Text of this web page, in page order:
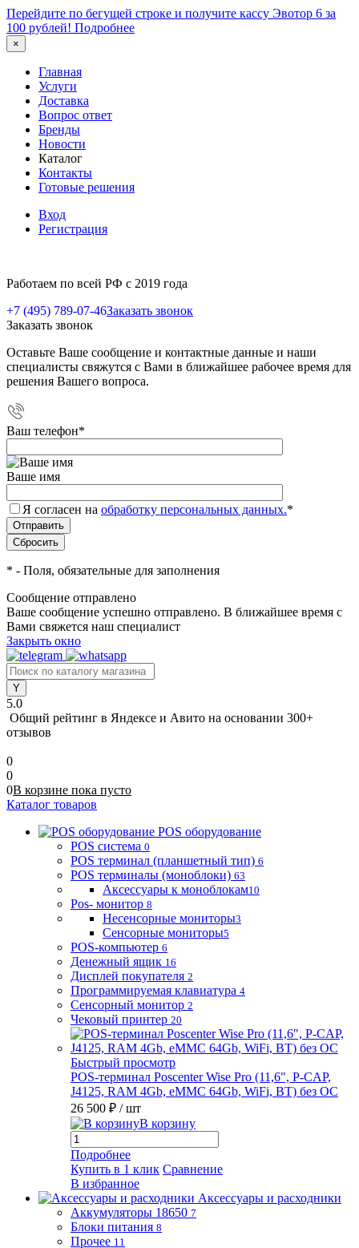
Перейдите по бегущей строке и получите кассу Эвотор 6 за
100 рублей! Подробнее
×
Главная
Услуги
Доставка
Вопрос ответ
Бренды
Новости
Каталог
Контакты
Готовые решения
Вход
Регистрация
Работаем по всей РФ с 2019 года
+7 (495) 789-07-46Заказать звонок
Заказать звонок
Оставьте Ваше сообщение и контактные данные и наши
специалисты свяжутся с Вами в ближайшее рабочее время для
решения Вашего вопроса.
Ваш телефон*
Ваше имя
Я согласен на обработку персональных данных.*
* - Поля, обязательные для заполнения
Сообщение отправлено
Ваше сообщение успешно отправлено. В ближайшее время с
Вами свяжется наш специалист
Закрыть окно
5.0
Общий рейтинг в Яндексе и Авито на основании 300+
отзывов
0
0
0В корзине пока пусто
Каталог товаров
POS оборудование
POS система 0
POS терминал (планшетный тип) 6
POS терминалы (моноблоки) 63
Аксессуары к моноблокам10
Pos- монитор 8
Несенсорные мониторы3
Сенсорные мониторы5
POS-компьютер 6
Денежный ящик 16
Дисплей покупателя 2
Программируемая клавиатура 4
Сенсорный монитор 2
Чековый принтер 20
Быстрый просмотр
POS-терминал Poscenter Wise Pro (11,6", P-CAP,
J4125, RAM 4Gb, eMMC 64Gb, WiFi, BT) без ОС
26 500 ₽ / шт
В корзину
Подробнее
Купить в 1 клик Сравнение
В избранное
Аксессуары и расходники
Аккумуляторы 18650 7
Блоки питания 8
Прочее 11